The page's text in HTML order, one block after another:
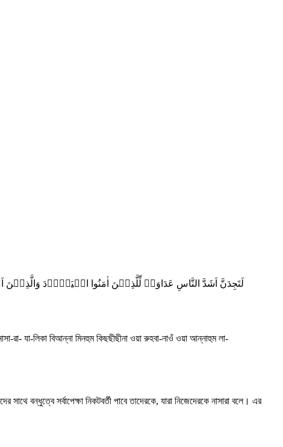
لَتَجِدَنَّ اَشَدَّ النَّاسِ عَدَاوَۃً لِّلَّذِیۡنَ اٰمَنُوا الۡیَہُوۡدَ
রা- যা-লিকা বিআন্না মিনহুম কিছছীছীনা ওয়া রুহবা-নাওঁ ওয়া আন্নাহুম লা-
বন্ধুত্বে সর্বাপেক্ষা নিকটবর্তী পাবে তাদেরকে, যারা নিজেদেরকে নাসারা বলে। এর